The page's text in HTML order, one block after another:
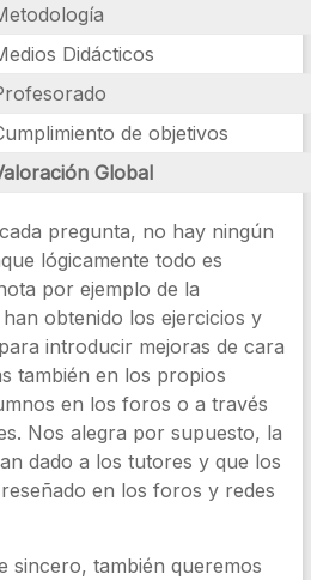
Didácticos
de objetivos
Global
pregunta, no hay ningún
lógicamente todo es
por ejemplo de la
obtenido los ejercicios y
introducir mejoras de cara
también en los propios
en los foros o a través
Nos alegra por supuesto, la
dado a los tutores y que los
en los foros y redes
sincero, también queremos